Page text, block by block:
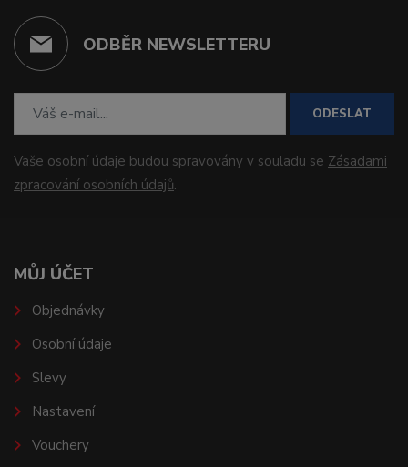
ODBĚR NEWSLETTERU
ODESLAT
Vaše osobní údaje budou spravovány v souladu se Zásadami
zpracování osobních údajů.
MŮJ ÚČET
Objednávky
Osobní údaje
Slevy
Nastavení
Vouchery